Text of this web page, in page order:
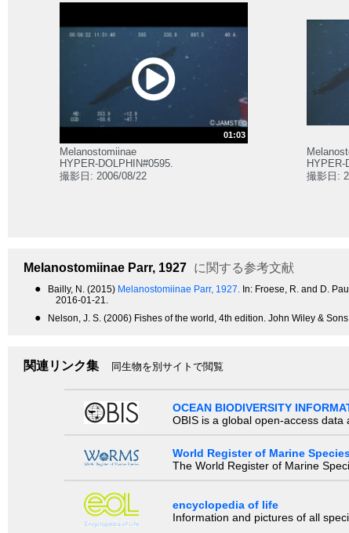
01:03
Melanostomiinae
HYPER-DOLPHIN#0595.
撮影日: 2006/08/22
HYPER-
撮影日:
Melanostomiinae Parr, 1927 に関する参考文献
● Bailly, N. (2015) Melanostomiinae Parr, 1927. In: Froese, R. and D.
2016-01-21.
● Nelson, J. S. (2006) Fishes of the world, 4th edition. John Wiley &
関連リンク集 同生物を別サイトで閲覧
OCEAN BIODIVERSITY
OBIS is a global open-access
World Register of Marine
The World Register of Marine
encyclopedia of life
Information and pictures of all